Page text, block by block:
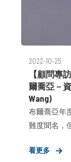
2022-10-25
【顧問專
爾喬亞－
Wang)
布爾喬亞年
難度聞名，
霸，在順利
看更多